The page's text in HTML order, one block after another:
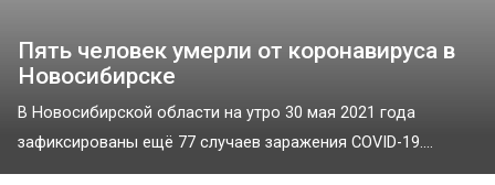
Пять человек умерли от коронавируса в
Новосибирске
В Новосибирской области на утро 30 мая 2021 года
зафиксированы ещё 77 случаев заражения COVID-19....